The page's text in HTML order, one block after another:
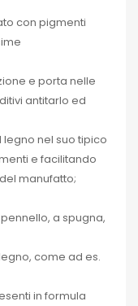
con pigmenti
e porta nelle
antitarlo ed
nel suo tipico
e facilitando
manufatto;
a spugna,
come ad es.
in formula